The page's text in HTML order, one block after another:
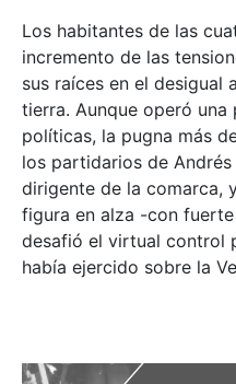
Los habitantes de las
incremento de las
sus raíces en el desigual
tierra. Aunque operó
políticas, la pugna más
los partidarios de
dirigente de la comarca,
figura en alza -con
desafió el virtual control
había ejercido sobre la